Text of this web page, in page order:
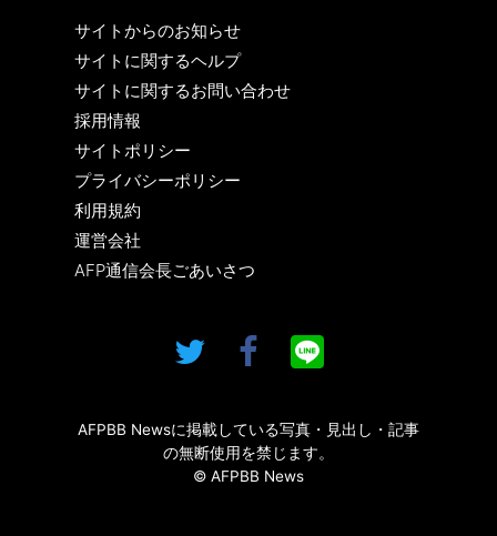
サイトからのお知らせ
サイトに関するヘルプ
サイトに関するお問い合わせ
採用情報
サイトポリシー
プライバシーポリシー
利用規約
運営会社
AFP通信会長ごあいさつ
AFPBB Newsに掲載している写真・見出し・記事
の無断使用を禁じます。
© AFPBB News